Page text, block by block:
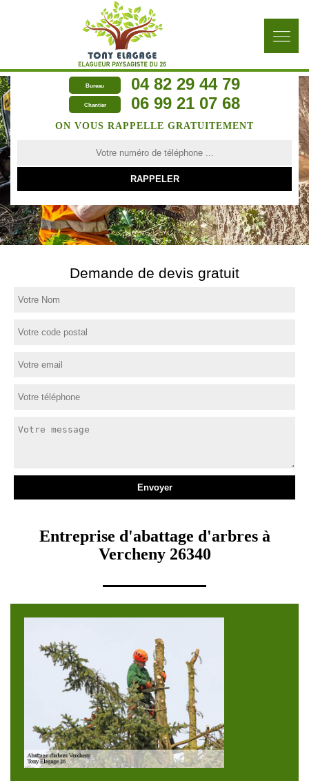
Bureau 04 82 29 44 79
Chantier 06 99 21 07 68
ON VOUS RAPPELLE GRATUITEMENT
Demande de devis gratuit
Entreprise d'abattage d'arbres à
Vercheny 26340